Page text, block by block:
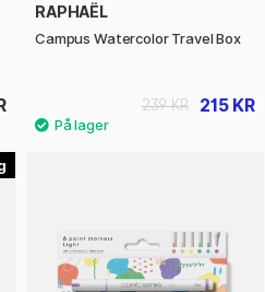
RAPHAËL
Campus Watercolor Travel Box
215 KR
239 KR